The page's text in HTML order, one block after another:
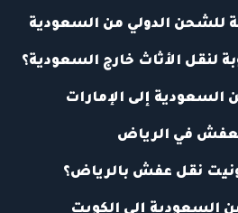
للشحن الدولي من السعودية
لنقل الأثاث خارج السعودية؟
إلى الإمارات
في الرياض
نقل عفش بالرياض؟
السعودية إلى الكويت